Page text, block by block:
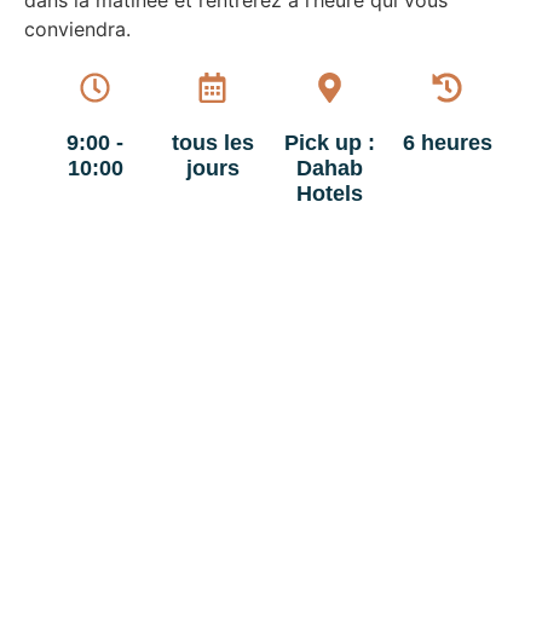
conviendra.
9:00 -
10:00
tous les
jours
Pick up :
Dahab
Hotels
6 heures